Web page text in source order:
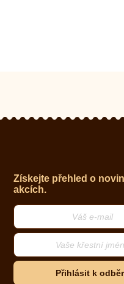
Získejte přehled o
akcích.
Přihlásit k